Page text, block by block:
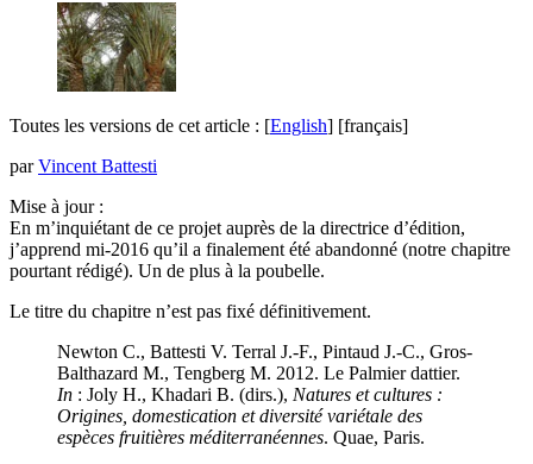
Toutes les versions de cet article : [English] [français]
parVincent Battesti
Mise à jour :
En m’inquiétant de ce projet auprès de la directrice d’édition,
j’apprend mi-2016 qu’il a finalement été abandonné (notre chapitre
pourtant rédigé). Un de plus à la poubelle.
Le titre du chapitre n’est pas fixé définitivement.
Newton C., Battesti V. Terral J.-F., Pintaud J.-C., Gros-
Balthazard M., Tengberg M. 2012. Le Palmier dattier.
In : Joly H., Khadari B. (dirs.), Natures et cultures :
Origines, domestication et diversité variétale des
espèces fruitières méditerranéennes. Quae, Paris.